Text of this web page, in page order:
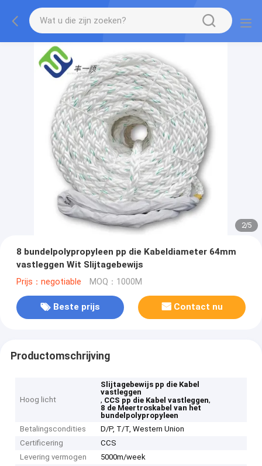
2/5
8 bundelpolypropyleen pp die Kabeldiameter 64mm
vastleggen Wit Slijtagebewijs
Prijs：negotiable MOQ：1000M
Beste prijs Contact nu
Productomschrijving
Hoog licht
Slijtagebewijs pp die Kabel
vastleggen
, CCS pp die Kabel vastleggen,
8 de Meertroskabel van het
bundelpolypropyleen
Betalingscondities
D/P, T/T, Western Union
Certificering
CCS
Levering vermogen
5000m/week